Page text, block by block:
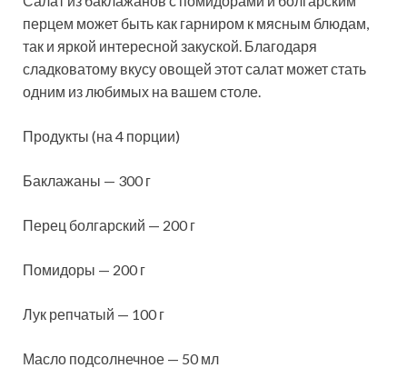
перцем может быть как гарниром к мясным блюдам,
так и яркой интересной закуской. Благодаря
сладковатому вкусу овощей этот салат может стать
одним из любимых на вашем столе.
Продукты (на 4 порции)
Баклажаны — 300 г
Перец болгарский — 200 г
Помидоры — 200 г
Лук репчатый — 100 г
Масло подсолнечное — 50 мл